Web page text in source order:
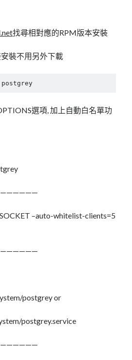
mail
mysql
找尋相對應的RPM版本安裝
裝不用另外下載
選項, 加上自動白名單功
–auto-whitelist-clients=5
postgrey or
postgrey.service